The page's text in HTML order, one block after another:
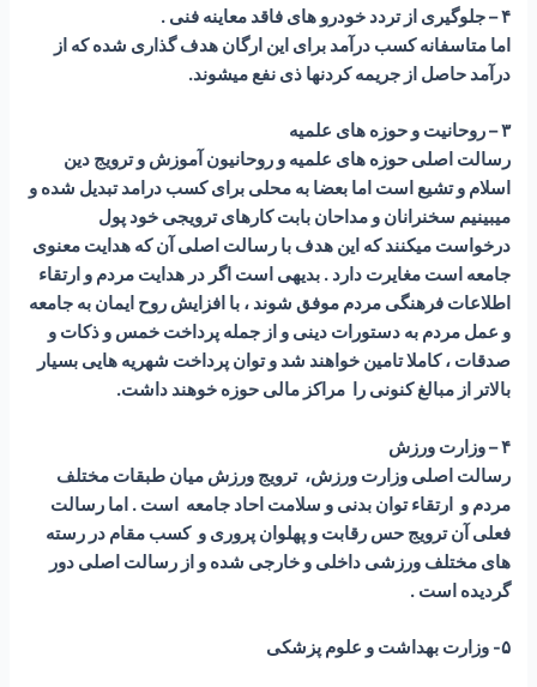
۴ – جلوگیری از تردد خودرو های فاقد معاینه فنی .
اما متاسفانه کسب درآمد برای این ارگان هدف گذاری شده که از
درآمد حاصل از جریمه کردنها ذی نفع میشوند.
۳ – روحانیت و حوزه های علمیه
رسالت اصلی حوزه های علمیه و روحانیون آموزش و ترویج دین
اسلام و تشیع است اما بعضا به محلی برای کسب درامد تبدیل شده و
میبینیم سخنرانان و مداحان بابت کارهای ترویجی خود پول
درخواست میکنند که این هدف با رسالت اصلی آن که هدایت معنوی
جامعه است مغایرت دارد . بدیهی است اگر در هدایت مردم و ارتقاء
اطلاعات فرهنگی مردم موفق شوند ، با افزایش روح ایمان به جامعه
و عمل مردم به دستورات دینی و از جمله پرداخت خمس و ذکات و
صدقات ، کاملا تامین خواهند شد و توان پرداخت شهریه هایی بسیار
بالاتر از مبالغ کنونی را مراکز مالی حوزه خوهند داشت.
۴ – وزارت ورزش
رسالت اصلی وزارت ورزش، ترویج ورزش میان طبقات مختلف
مردم و ارتقاء توان بدنی و سلامت احاد جامعه است . اما رسالت
فعلی آن ترویج حس رقابت و پهلوان پروری و کسب مقام در رسته
های مختلف ورزشی داخلی و خارجی شده و از رسالت اصلی دور
گردیده است .
۵- وزارت بهداشت و علوم پزشکی